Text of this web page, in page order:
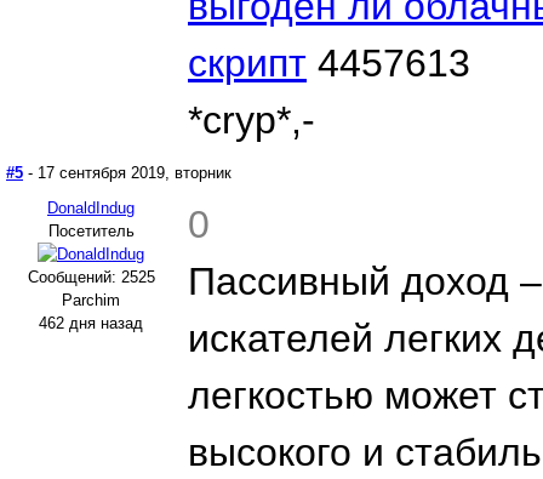
скрипт 4457613
*cryp*,-
#5 - 17 сентября 2019, вторник
DonaldIndug
Посетитель
Сообщений: 2525
Parchim
462 дня назад
0
Пассивный доход
искателей легких
легкостью может
высокого и